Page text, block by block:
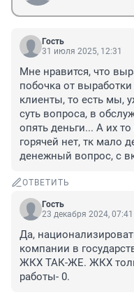
Гость
31 июля 2025, 12:31
Мне нравится, что
побочка от
клиенты, то есть мы,
суть вопроса, в
опять деньги... А их
горячей нет, тк мало
денежный вопрос, с
ОТВЕТИТЬ
Гость
23 декабря 2024, 07:41
Да,
компании в
ЖКХ ТАК-ЖЕ. ЖКХ
работы- 0.